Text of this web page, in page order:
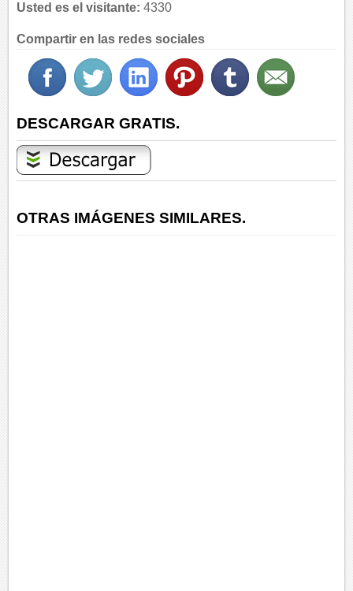
Usted es el visitante: 4330
Compartir en las redes sociales
DESCARGAR GRATIS.
OTRAS IMÁGENES SIMILARES.